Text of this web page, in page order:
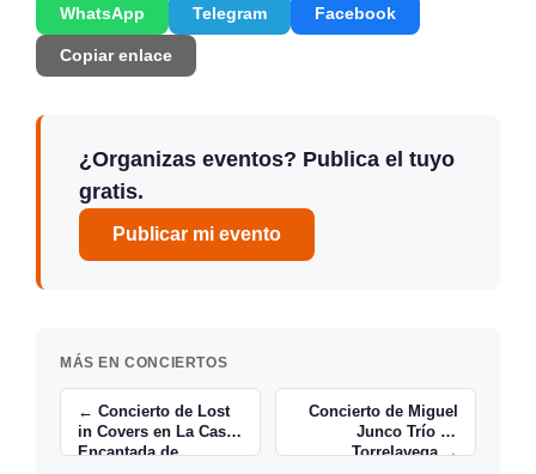
WhatsApp Telegram Facebook
Copiar enlace
¿Organizas eventos? Publica el tuyo
gratis.
Publicar mi evento
MÁS EN CONCIERTOS
← Concierto de Lost
in Covers en La Casa
Encantada de
Concierto de Miguel
Junco Trío en
Torrelavega →